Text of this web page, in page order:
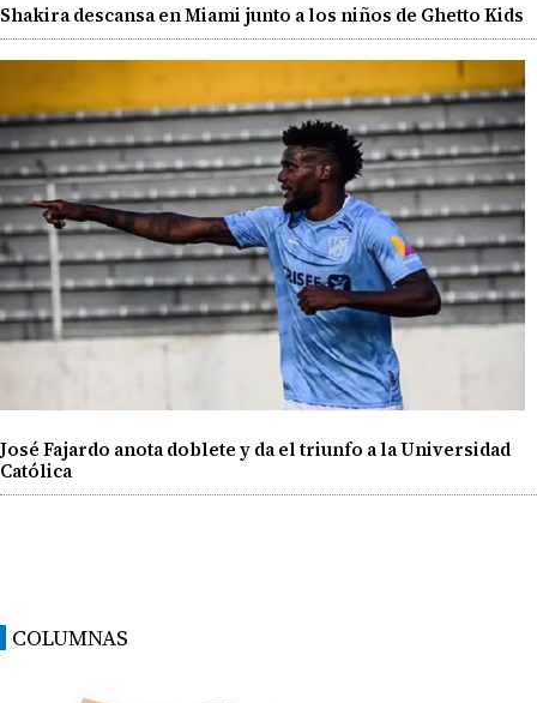
Shakira descansa en Miami junto a los niños de Ghetto Kids
José Fajardo anota doblete y da el triunfo a la Universidad
Católica
COLUMNAS